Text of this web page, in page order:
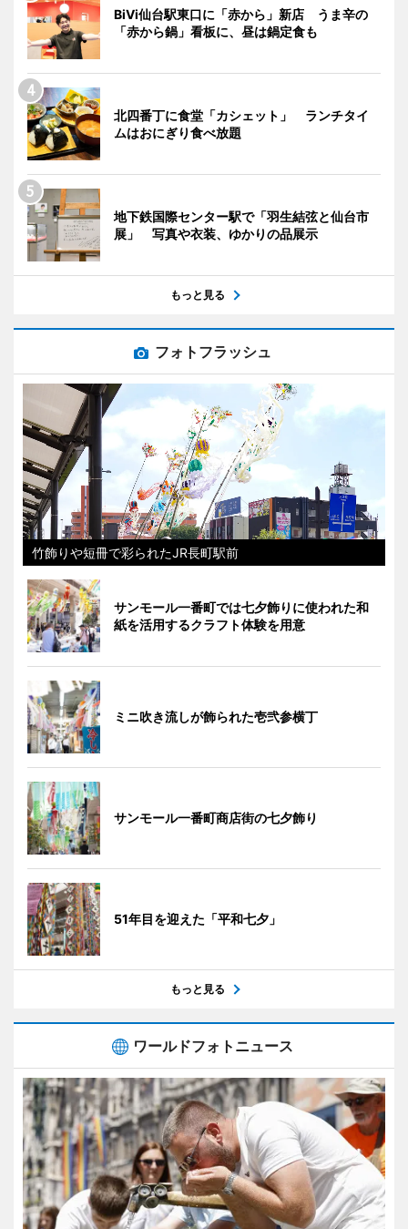
BiVi仙台駅東口に「赤から」新店 うま辛の
「赤から鍋」看板に、昼は鍋定食も
北四番丁に食堂「カシェット」 ランチタイ
ムはおにぎり食べ放題
地下鉄国際センター駅で「羽生結弦と仙台市
展」 写真や衣装、ゆかりの品展示
もっと見る
フォトフラッシュ
竹飾りや短冊で彩られたJR長町駅前
サンモール一番町では七夕飾りに使われた和
紙を活用するクラフト体験を用意
ミニ吹き流しが飾られた壱弐参横丁
サンモール一番町商店街の七夕飾り
51年目を迎えた「平和七夕」
もっと見る
ワールドフォトニュース